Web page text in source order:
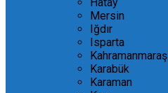
Mersin
Iğdır
Isparta
Kahramanmaraş
Karabük
Karaman